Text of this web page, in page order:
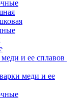
и ее сплавов
меди и ее